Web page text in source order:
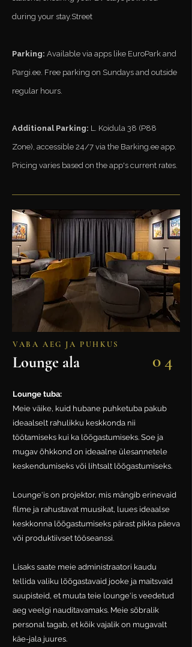
during your stay.​​Street
Parking: Available via apps like EuroPark and
Pargi.ee. Free parking on Sundays and outside
regular hours.​
Additional Parking: L. Koidula 38 (P88
Zone), accessible 24/7 via the Barking.ee app.
Pricing varies based on the app's current rates.
VABA AEG JA PUHKUS
04
Lounge ala
Lounge tuba:
Meie väike, kuid hubane puhketuba pakub
ideaalselt rahulikku keskkonda nii
töötamiseks kui ka lõõgastumiseks. Soe ja
mugav õhkkond on ideaalne ülesannetele
keskendumiseks või lihtsalt lõõgastumiseks.
Lounge'is on projektor, mis mängib erinevaid
filme ja rahustavat muusikat, luues ideaalse
keskkonna lõõgastumiseks pärast pikka päeva
või produktiivset tööseanssi.
Lisaks saate meie administraatori kaudu
tellida valiku lõõgastavaid jooke ja maitsvaid
suupisteid, et muuta teie lounge'is veedetud
aeg veelgi nauditavamaks. Meie sõbralik
personal tagab, et kõik vajalik on mugavalt
käe-jala juures.